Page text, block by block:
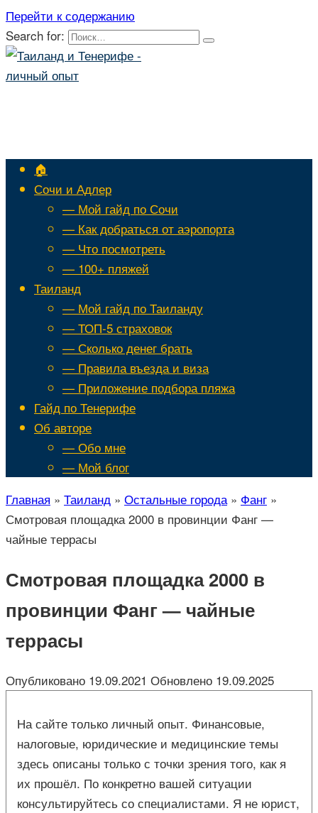
Перейти к содержанию
Search for:
🏠
Сочи и Адлер
— Мой гайд по Сочи
— Как добраться от аэропорта
— Что посмотреть
— 100+ пляжей
Таиланд
— Мой гайд по Таиланду
— ТОП-5 страховок
— Сколько денег брать
— Правила въезда и виза
— Приложение подбора пляжа
Гайд по Тенерифе
Об авторе
— Обо мне
— Мой блог
Главная » Таиланд » Остальные города» Фанг »
Смотровая площадка 2000 в провинции Фанг —
чайные террасы
Смотровая площадка 2000 в
провинции Фанг — чайные
террасы
Опубликовано 19.09.2021 Обновлено 19.09.2025
На сайте только личный опыт. Финансовые,
налоговые, юридические и медицинские темы
здесь описаны только с точки зрения того, как я
их прошёл. По конкретно вашей ситуации
консультируйтесь со специалистами. Я не юрист,